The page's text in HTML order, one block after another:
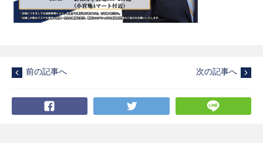
前の記事へ 次の記事へ